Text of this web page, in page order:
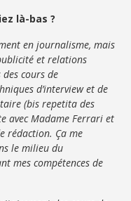
là-bas ?
en journalisme, mais
et relations
cours de
d’interview et de
(bis repetita des
avec Madame Ferrari et
rédaction. Ça me
le milieu du
mes compétences de